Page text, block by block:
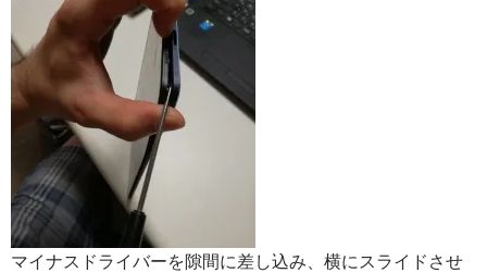
マイナスドライバーを隙間に差し込み、横にスライドさせ